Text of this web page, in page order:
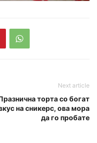
Next article
торта со богат
на сникерс, ова мора
да го пробате